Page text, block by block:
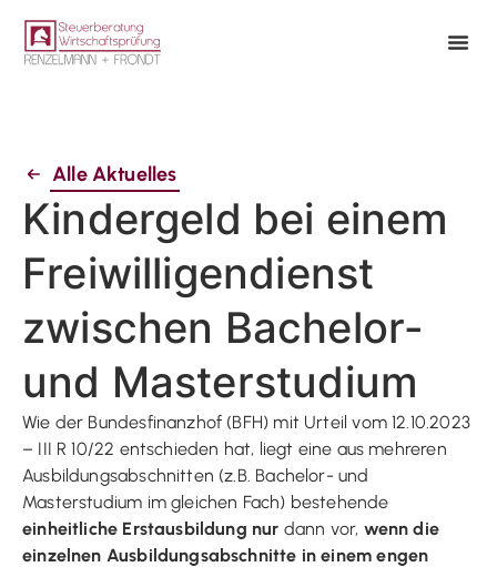
Alle Aktuelles
Kindergeld bei einem
Freiwilligendienst
zwischen Bachelor-
und Masterstudium
Wie der Bundesfinanzhof (BFH) mit Urteil vom 12.10.2023
– III R 10/22 entschieden hat, liegt eine aus mehreren
Ausbildungsabschnitten (z.B. Bachelor- und
Masterstudium im gleichen Fach) bestehende
einheitliche Erstausbildung nur dann vor, wenn die
einzelnen Ausbildungsabschnitte in einem engen